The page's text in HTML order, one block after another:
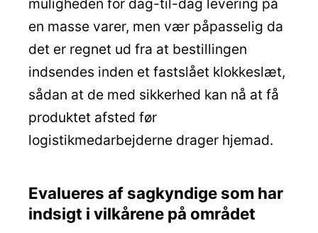
en masse varer, men vær påpasselig da
det er regnet ud fra at bestillingen
indsendes inden et fastslået klokkeslæt,
sådan at de med sikkerhed kan nå at få
produktet afsted før
logistikmedarbejderne drager hjemad.
Evalueres af sagkyndige som har
indsigt i vilkårene på området